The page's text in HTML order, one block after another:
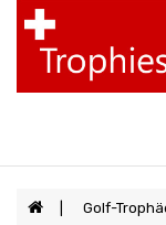
Pokale
Medaillen
Awards
Glocken
Sale
Golf-